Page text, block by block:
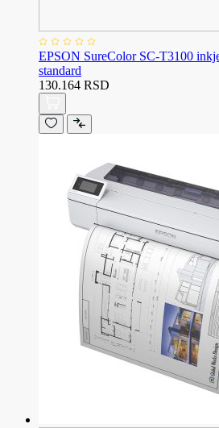
EPSON SureColor SC-T3100
standard
130.164 RSD